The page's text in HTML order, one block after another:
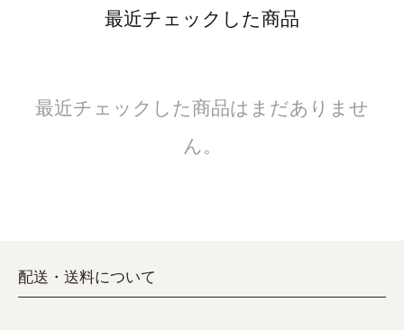
最近チェックした商品
最近チェックした商品はまだありませ
ん。
配送・送料について